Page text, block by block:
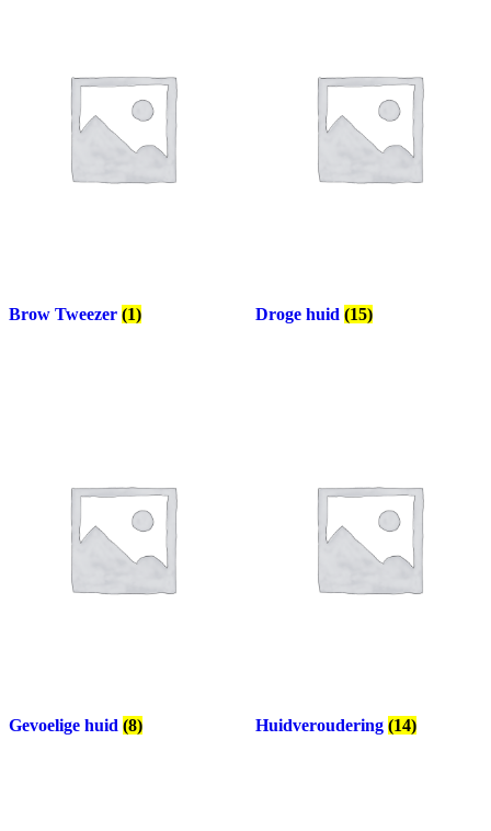
Brow Tweezer (1) Droge huid (15)
Gevoelige huid (8) Huidveroudering (14)